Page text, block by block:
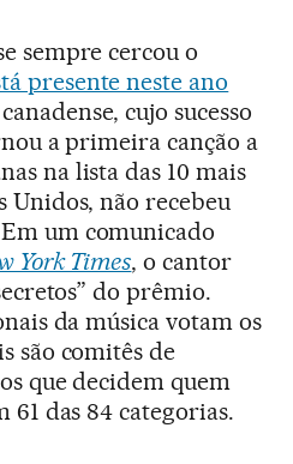
sempre cercou o
presente neste ano
cujo sucesso
a primeira canção a
na lista das 10 mais
Unidos, não recebeu
um comunicado
York Times, o cantor
do prêmio.
da música votam os
são comitês de
que decidem quem
61 das 84 categorias.